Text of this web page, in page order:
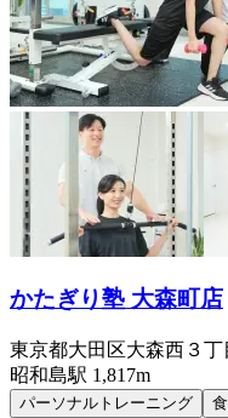
かたぎり塾 大森町店
東京都大田区大森西３
昭和島駅 1,817m
パーソナルトレーニング